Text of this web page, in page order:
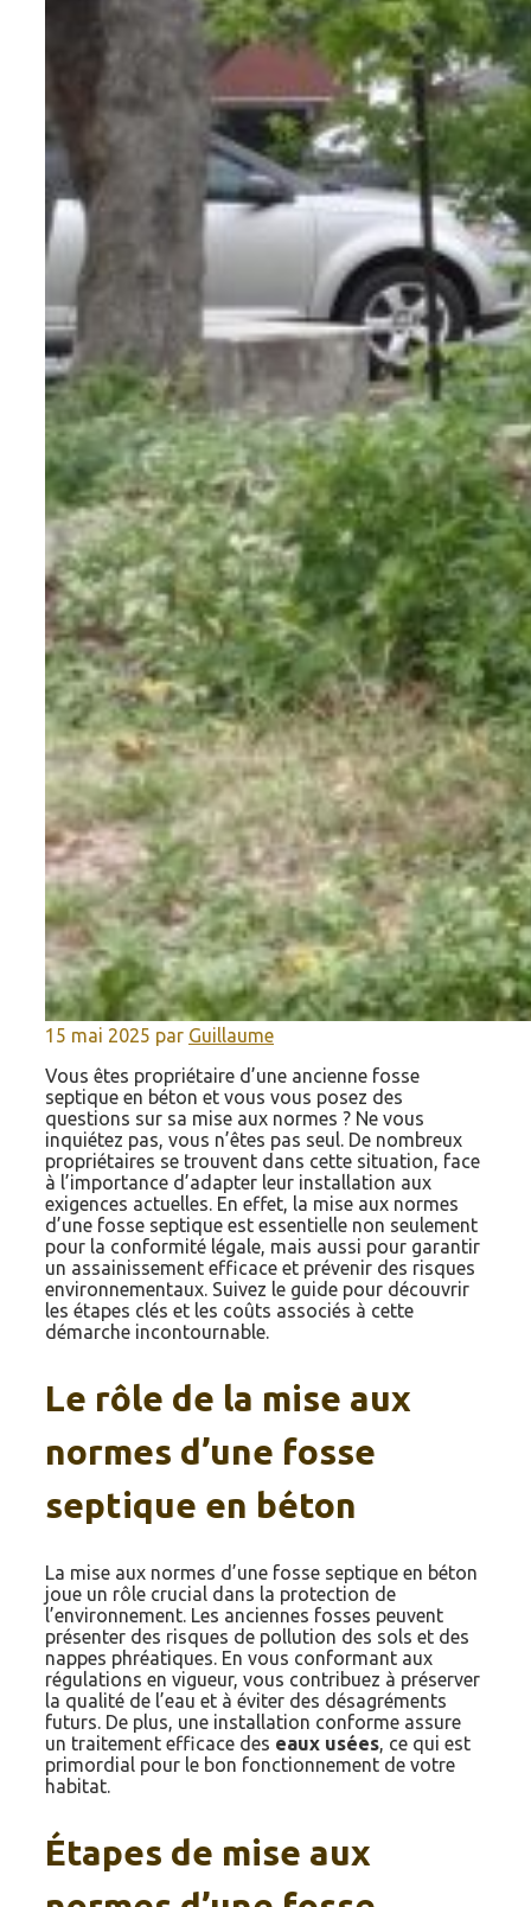
15 mai 2025 par Guillaume
Vous êtes propriétaire d’une ancienne fosse
septique en béton et vous vous posez des
questions sur sa mise aux normes ? Ne vous
inquiétez pas, vous n’êtes pas seul. De nombreux
propriétaires se trouvent dans cette situation, face
à l’importance d’adapter leur installation aux
exigences actuelles. En effet, la mise aux normes
d’une fosse septique est essentielle non seulement
pour la conformité légale, mais aussi pour garantir
un assainissement efficace et prévenir des risques
environnementaux. Suivez le guide pour découvrir
les étapes clés et les coûts associés à cette
démarche incontournable.
Le rôle de la mise aux
normes d’une fosse
septique en béton
La mise aux normes d’une fosse septique en béton
joue un rôle crucial dans la protection de
l’environnement. Les anciennes fosses peuvent
présenter des risques de pollution des sols et des
nappes phréatiques. En vous conformant aux
régulations en vigueur, vous contribuez à préserver
la qualité de l’eau et à éviter des désagréments
futurs. De plus, une installation conforme assure
un traitement efficace des eaux usées, ce qui est
primordial pour le bon fonctionnement de votre
habitat.
Étapes de mise aux